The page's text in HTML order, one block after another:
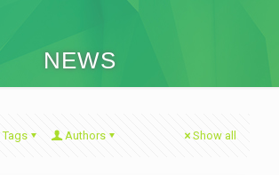
NEWS
Tags Authors Show all